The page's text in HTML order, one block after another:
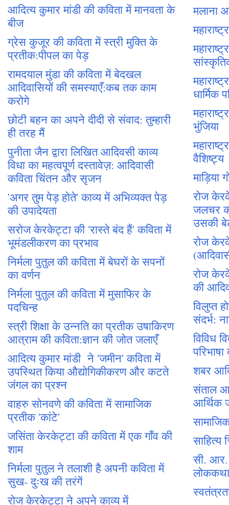
आदित्य कुमार मांडी की कविता में मानवता के
बीज
ग्रेस कुजूर की कविता में स्त्री मुक्ति के
प्रतीक:पीपल का पेड़
रामदयाल मुंडा की कविता में बेदखल
आदिवासियों की समस्याएँ:कब तक काम
करोगे
छोटी बहन का अपने दीदी से संवाद: तुम्हारी
ही तरह मैं
पुनीता जैन द्वारा लिखित आदिवसी काव्य
विधा का महत्वपूर्ण दस्तावेज़: आदिवासी
कविता चिंतन और सृजन
'अगर तुम पेड़ होते' काव्य में अभिव्यक्त पेड़
की उपादेयता
सरोज केरकेट्टा की 'रास्ते बंद हैं' कविता में
भूमंडलीकरण का प्रभाव
निर्मला पुतुल की कविता में बेघरों के सपनों
का वर्णन
निर्मला पुतुल की कविता में मुसाफिर के
पदचिन्ह
स्त्री शिक्षा के उन्नति का प्रतीक उषाकिरण
आत्राम की कविता:ज्ञान की जोत जलाएँ
आदित्य कुमार मांडी ने 'जमीन' कविता में
उपस्थित किया औद्योगिकीकरण और कटते
जंगल का प्रश्न
वाहरु सोनवणे की कविता में सामाजिक
प्रतीक 'कांटे'
जसिंता केरकेट्टा की कविता में एक गाँव की
शाम
निर्मला पुतुल ने तलाशी है अपनी कविता में
सुख- दुःख की तरंगें
रोज केरकेट्टा ने अपने काव्य में
मलाना
धार्मिक
भुंजिया
वैशिष्ट्य
माड़िया
रोज
जलचर
उसकी
रोज
रोज
की
विलुप्त
संदर्भ:
विविध
शबर
संताल
आर्थिक
सी. आर.